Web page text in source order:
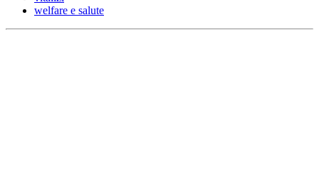
welfare e salute